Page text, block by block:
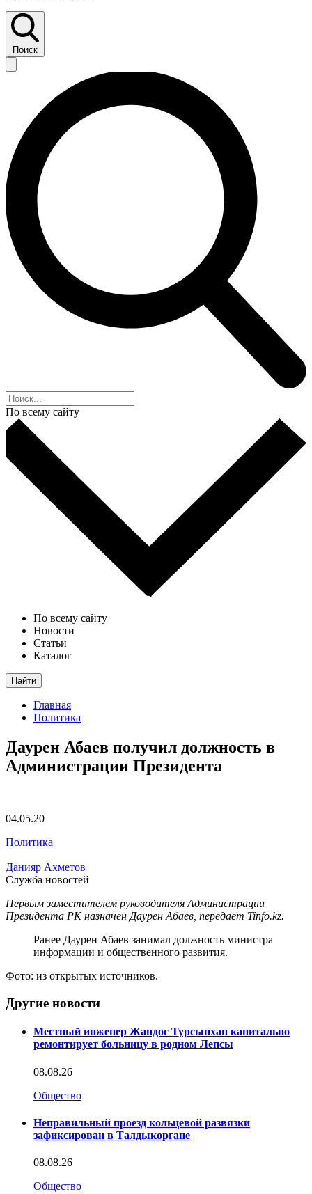
Поиск
По всему сайту
По всему сайту
Новости
Статьи
Каталог
Найти
Главная
Политика
Даурен Абаев получил должность в
Администрации Президента
04.05.20
Политика
Данияр Ахметов
Служба новостей
Первым заместителем руководителя Администрации
Президента РК назначен Даурен Абаев, передает Tinfo.kz.
Ранее Даурен Абаев занимал должность министра
информации и общественного развития.
Фото: из открытых источников.
Другие новости
Местный инженер Жандос Турсынхан капитально
ремонтирует больницу в родном Лепсы
08.08.26
Общество
Неправильный проезд кольцевой развязки
зафиксирован в Талдыкоргане
08.08.26
Общество